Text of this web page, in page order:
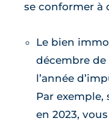
se conformer à
Le bien
décembre
l’année
Par
en 2023,